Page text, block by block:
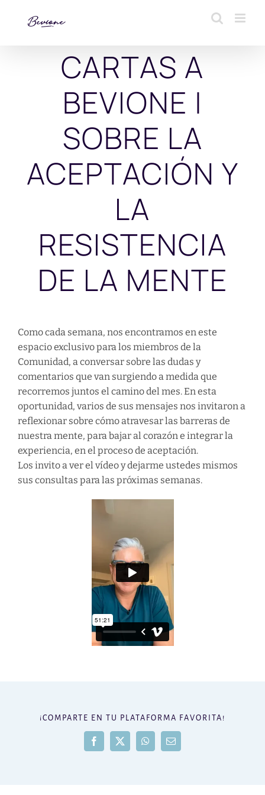
CARTAS A
BEVIONE |
SOBRE LA
ACEPTACIÓN Y
LA
RESISTENCIA
DE LA MENTE
Como cada semana, nos encontramos en este
espacio exclusivo para los miembros de la
Comunidad, a conversar sobre las dudas y
comentarios que van surgiendo a medida que
recorremos juntos el camino del mes. En esta
oportunidad, varios de sus mensajes nos invitaron a
reflexionar sobre cómo atravesar las barreras de
nuestra mente, para bajar al corazón e integrar la
experiencia, en el proceso de aceptación.
Los invito a ver el vídeo y dejarme ustedes mismos
sus consultas para las próximas semanas.
¡COMPARTE EN TU PLATAFORMA FAVORITA!
Facebook
X WhatsAppCorreo